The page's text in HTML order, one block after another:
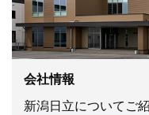
会社情報
新潟日立についてご